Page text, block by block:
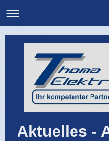
Aktuelles -